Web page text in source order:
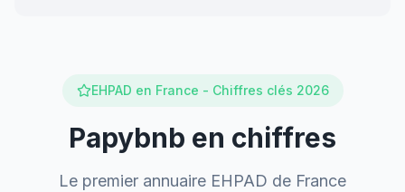
EHPAD en France - Chiffres clés 2026
Papybnb en chiffres
Le premier annuaire EHPAD de France